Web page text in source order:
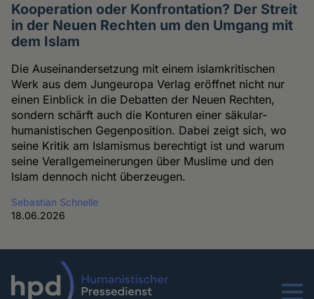
Kooperation oder Konfrontation? Der Streit
in der Neuen Rechten um den Umgang mit
dem Islam
Die Auseinandersetzung mit einem islamkritischen
Werk aus dem Jungeuropa Verlag eröffnet nicht nur
einen Einblick in die Debatten der Neuen Rechten,
sondern schärft auch die Konturen einer säkular-
humanistischen Gegenposition. Dabei zeigt sich, wo
seine Kritik am Islamismus berechtigt ist und warum
seine Verallgemeinerungen über Muslime und den
Islam dennoch nicht überzeugen.
Sebastian Schnelle
18.06.2026
Menu